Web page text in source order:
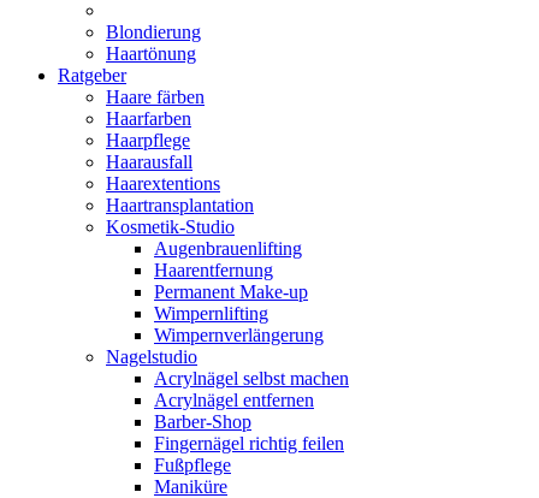
Blondierung
Haartönung
Ratgeber
Haare färben
Haarfarben
Haarpflege
Haarausfall
Haarextentions
Haartransplantation
Kosmetik-Studio
Augenbrauenlifting
Haarentfernung
Permanent Make-up
Wimpernlifting
Wimpernverlängerung
Nagelstudio
Acrylnägel selbst machen
Acrylnägel entfernen
Barber-Shop
Fingernägel richtig feilen
Fußpflege
Maniküre